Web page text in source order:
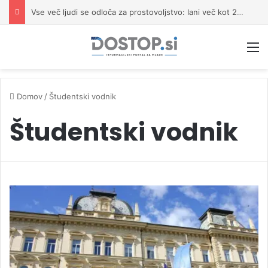
Vse več ljudi se odloča za prostovoljstvo: lani več kot 228.000 prostovoljcev
Domov / Študentski vodnik
Študentski vodnik